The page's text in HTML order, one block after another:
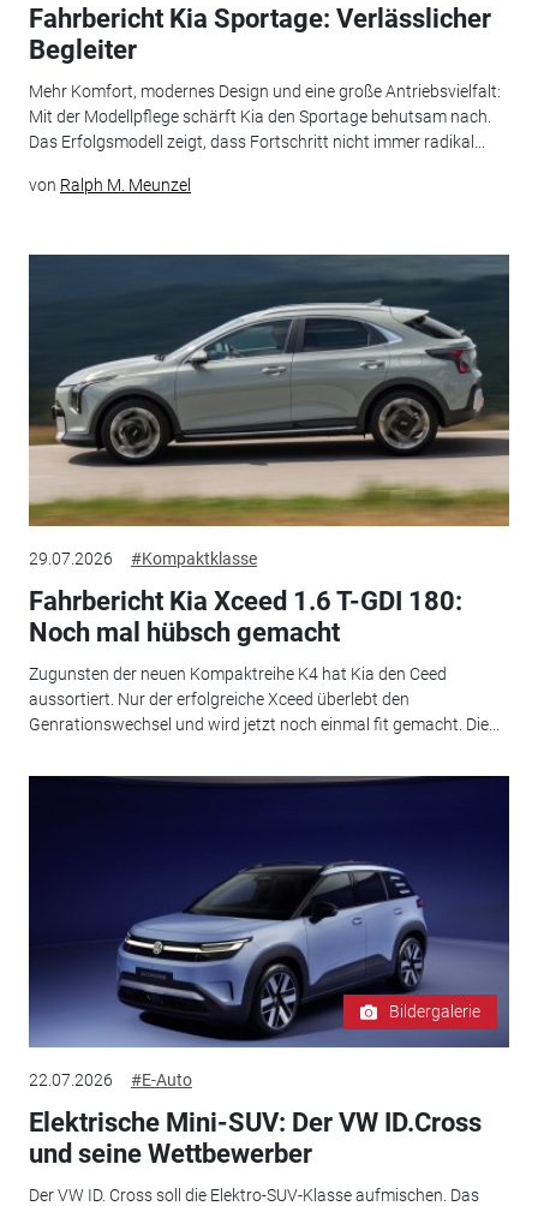
Fahrbericht Kia Sportage: Verlässlicher
Begleiter
Mehr Komfort, modernes Design und eine große Antriebsvielfalt:
Mit der Modellpflege schärft Kia den Sportage behutsam nach.
Das Erfolgsmodell zeigt, dass Fortschritt nicht immer radikal...
von Ralph M. Meunzel
29.07.2026 #Kompaktklasse
Fahrbericht Kia Xceed 1.6 T-GDI 180:
Noch mal hübsch gemacht
Zugunsten der neuen Kompaktreihe K4 hat Kia den Ceed
aussortiert. Nur der erfolgreiche Xceed überlebt den
Genrationswechsel und wird jetzt noch einmal fit gemacht. Die...
Bildergalerie
22.07.2026 #E-Auto
Elektrische Mini-SUV: Der VW ID.Cross
und seine Wettbewerber
Der VW ID. Cross soll die Elektro-SUV-Klasse aufmischen. Das